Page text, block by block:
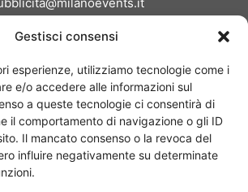
Gestisci consensi
esperienze, utilizziamo tecnologie come i
e/o accedere alle informazioni sul
a queste tecnologie ci consentirà di
il comportamento di navigazione o gli ID
Il mancato consenso o la revoca del
influire negativamente su determinate
Clienti